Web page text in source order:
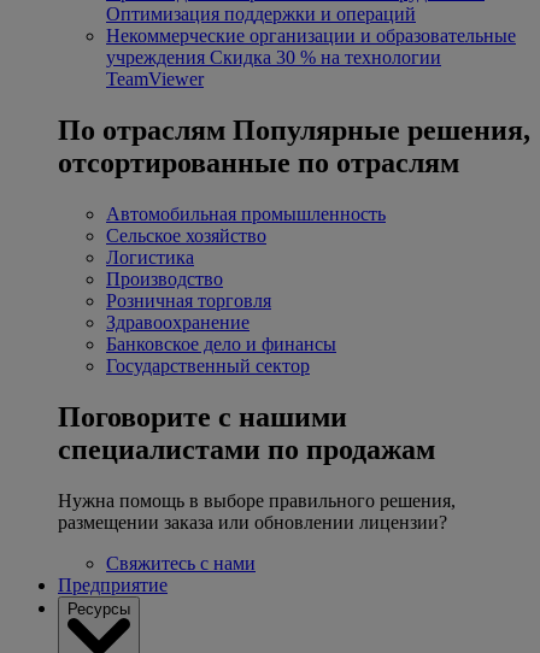
Оптимизация поддержки и операций
Некоммерческие организации и образовательные
учреждения Скидка 30 % на технологии
TeamViewer
По отраслям Популярные решения,
отсортированные по отраслям
Автомобильная промышленность
Сельское хозяйство
Логистика
Производство
Розничная торговля
Здравоохранение
Банковское дело и финансы
Государственный сектор
Поговорите с нашими
специалистами по продажам
Нужна помощь в выборе правильного решения,
размещении заказа или обновлении лицензии?
Свяжитесь с нами
Предприятие
Ресурсы